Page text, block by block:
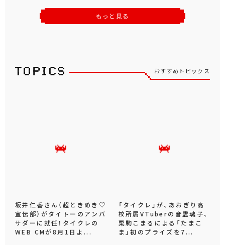
もっと見る
おすすめトピックス
坂井仁香さん（超ときめき♡
宣伝部）がタイトーのアンバ
サダーに就任！タイクレの
WEB CMが8月1日よ...
「タイクレ」が、あおぎり高
校所属VTuberの音霊魂子、
栗駒こまるによる「たまこ
ま」初のプライズを7...